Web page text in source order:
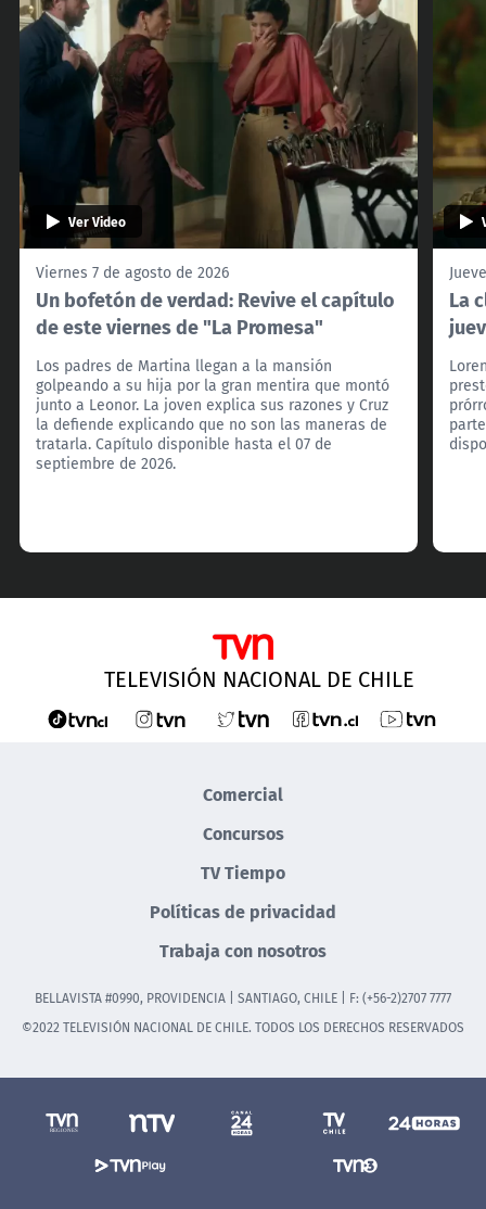
Ver Video
Viernes 7 de agosto de 2026
Un bofetón de verdad: Revive el capítulo
de este viernes de "La Promesa"
Los padres de Martina llegan a la mansión
golpeando a su hija por la gran mentira que montó
junto a Leonor. La joven explica sus razones y Cruz
la defiende explicando que no son las maneras de
tratarla. Capítulo disponible hasta el 07 de
septiembre de 2026.
La
TELEVISIÓN NACIONAL DE CHILE
Comercial
Concursos
TV Tiempo
Políticas de privacidad
Trabaja con nosotros
BELLAVISTA #0990, PROVIDENCIA | SANTIAGO, CHILE | F: (+56-2)2707 7777
©2022 TELEVISIÓN NACIONAL DE CHILE. TODOS LOS DERECHOS RESERVADOS